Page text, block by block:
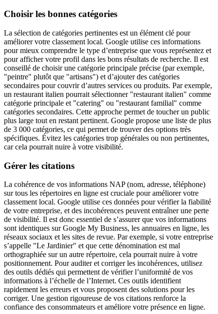
Choisir les bonnes catégories
La sélection de catégories pertinentes est un élément clé pour
améliorer votre classement local. Google utilise ces informations
pour mieux comprendre le type d’entreprise que vous représentez et
pour afficher votre profil dans les bons résultats de recherche. Il est
conseillé de choisir une catégorie principale précise (par exemple,
"peintre" plutôt que "artisans") et d’ajouter des catégories
secondaires pour couvrir d’autres services ou produits. Par exemple,
un restaurant italien pourrait sélectionner "restaurant italien" comme
catégorie principale et "catering" ou "restaurant familial" comme
catégories secondaires. Cette approche permet de toucher un public
plus large tout en restant pertinent. Google propose une liste de plus
de 3 000 catégories, ce qui permet de trouver des options très
spécifiques. Évitez les catégories trop générales ou non pertinentes,
car cela pourrait nuire à votre visibilité.
Gérer les citations
La cohérence de vos informations NAP (nom, adresse, téléphone)
sur tous les répertoires en ligne est cruciale pour améliorer votre
classement local. Google utilise ces données pour vérifier la fiabilité
de votre entreprise, et des incohérences peuvent entraîner une perte
de visibilité. Il est donc essentiel de s’assurer que vos informations
sont identiques sur Google My Business, les annuaires en ligne, les
réseaux sociaux et les sites de revue. Par exemple, si votre entreprise
s’appelle "Le Jardinier" et que cette dénomination est mal
orthographiée sur un autre répertoire, cela pourrait nuire à votre
positionnement. Pour auditer et corriger les incohérences, utilisez
des outils dédiés qui permettent de vérifier l’uniformité de vos
informations à l’échelle de l’Internet. Ces outils identifient
rapidement les erreurs et vous proposent des solutions pour les
corriger. Une gestion rigoureuse de vos citations renforce la
confiance des consommateurs et améliore votre présence en ligne.